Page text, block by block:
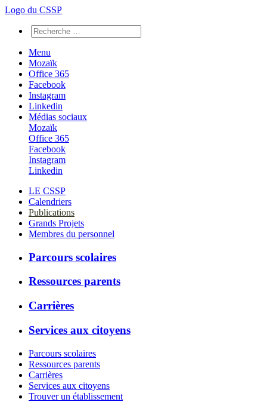
Logo du CSSP
Menu
Mozaïk
Office 365
Facebook
Instagram
Linkedin
Médias sociaux
Mozaïk
Office 365
Facebook
Instagram
Linkedin
LE CSSP
Calendriers
Publications
Grands Projets
Membres du personnel
Parcours scolaires
Ressources parents
Carrières
Services aux citoyens
Parcours scolaires
Ressources parents
Carrières
Services aux citoyens
Trouver un établissement